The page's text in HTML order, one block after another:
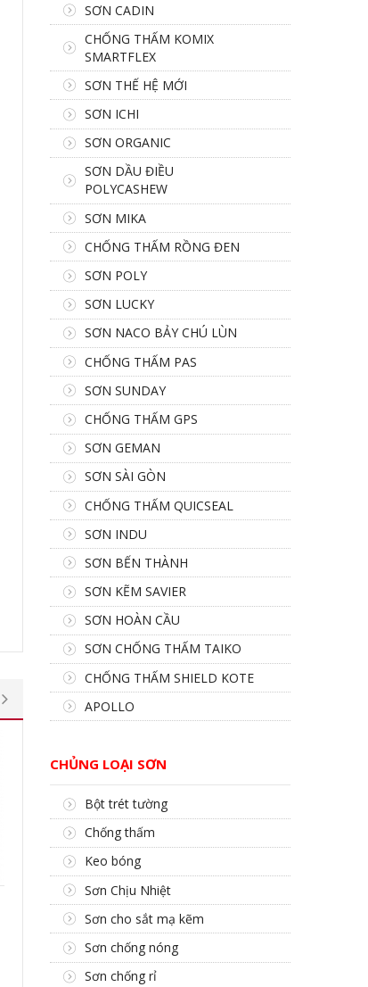
SƠN CADIN
CHỐNG THẤM KOMIX
SMARTFLEX
SƠN THẾ HỆ MỚI
SƠN ICHI
SƠN ORGANIC
SƠN DẦU ĐIỀU
POLYCASHEW
SƠN MIKA
CHỐNG THẤM RỒNG ĐEN
SƠN POLY
SƠN LUCKY
SƠN NACO BẢY CHÚ LÙN
CHỐNG THẤM PAS
SƠN SUNDAY
CHỐNG THẤM GPS
SƠN GEMAN
SƠN SÀI GÒN
CHỐNG THẤM QUICSEAL
SƠN INDU
SƠN BẾN THÀNH
SƠN KẼM SAVIER
SƠN HOÀN CẦU
SƠN CHỐNG THẤM TAIKO
CHỐNG THẤM SHIELD KOTE
APOLLO
CHỦNG LOẠI SƠN
Bột trét tường
Chống thấm
Keo bóng
Sơn Chịu Nhiệt
Sơn cho sắt mạ kẽm
Sơn chống nóng
Sơn chống rỉ